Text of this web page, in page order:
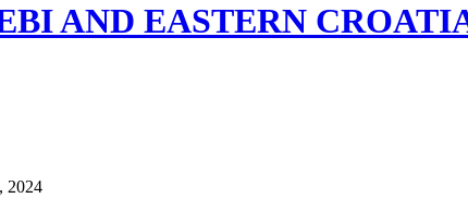
AND EASTERN
2024